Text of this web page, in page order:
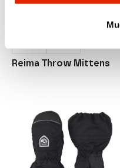
Reima Throw Mittens